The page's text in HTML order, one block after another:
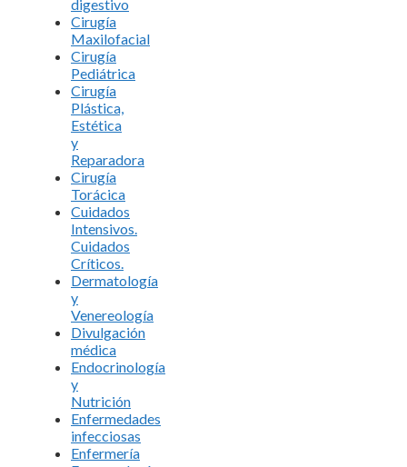
digestivo
Cirugía
Maxilofacial
Cirugía
Pediátrica
Cirugía
Plástica,
Estética
y
Reparadora
Cirugía
Torácica
Cuidados
Intensivos.
Cuidados
Críticos.
Dermatología
y
Venereología
Divulgación
médica
Endocrinología
y
Nutrición
Enfermedades
infecciosas
Enfermería